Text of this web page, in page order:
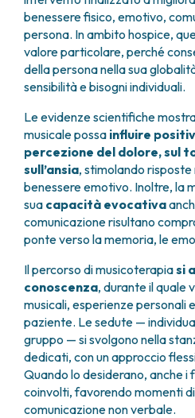
benessere fisico, emotivo,
persona. In ambito hospice,
valore particolare, perché
della persona nella sua
sensibilità e bisogni individuali.
Le evidenze scientifiche
musicale possa influire
percezione del dolore, sul
sull’ansia, stimolando
benessere emotivo. Inoltre, la
sua capacità evocativa
comunicazione risultano
ponte verso la memoria, le
Il percorso di musicoterapiasi
conoscenza, durante il quale
musicali, esperienze personali
paziente. Le sedute —
gruppo — si svolgono nella
dedicati, con un approccio
Quando lo desiderano, anche i
coinvolti, favorendo momenti
comunicazione non verbale.